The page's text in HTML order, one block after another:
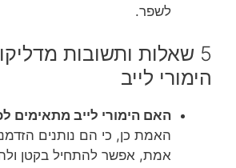
לשפר.
5 שאלות ותשובות
הימורי לייב
האם הימורי לייב מתאימים
האמת כן, כי הם נותנים
אמת, אפשר להתחיל בקטן